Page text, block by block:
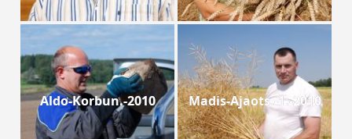
Aldo-Korbun.-2010 Madis-Ajaots.-1.-2010